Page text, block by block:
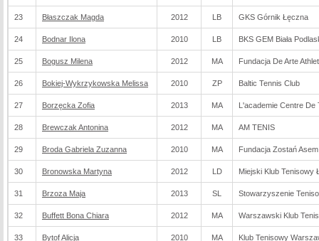
23 Błaszczak Magda 2012 LB GKS Górnik Łęczna
24 Bodnar Ilona 2010 LB BKS GEM Biała
25 Bogusz Milena 2012 MA Fundacja De Arte
26 Bokiej-Wykrzykowska Melissa 2010 ZP Baltic Tennis Club
27 Borzęcka Zofia 2013 MA L'academie Centre De
28 Brewczak Antonina 2012 MA AM TENIS
29 Broda Gabriela Zuzanna 2010 MA Fundacja Zostań
30 Bronowska Martyna 2012 LD Miejski Klub Tenisowy
31 Brzoza Maja 2013 SL Stowarzyszenie
32 Buffett Bona Chiara 2012 MA Warszawski Klub
33 Bytof Alicja 2010 MA Klub Tenisowy